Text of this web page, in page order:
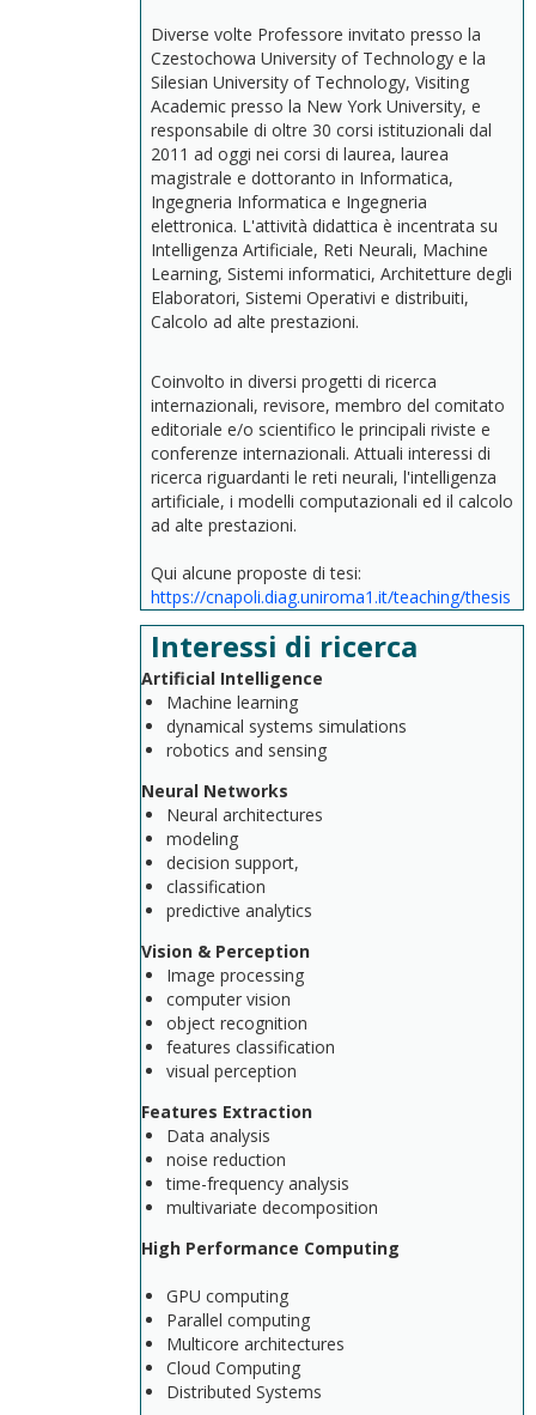
Diverse volte Professore invitato presso la
Czestochowa University of Technology e la
Silesian University of Technology, Visiting
Academic presso la New York University, e
responsabile di oltre 30 corsi istituzionali dal
2011 ad oggi nei corsi di laurea, laurea
magistrale e dottoranto in Informatica,
Ingegneria Informatica e Ingegneria
elettronica. L'attività didattica è incentrata su
Intelligenza Artificiale, Reti Neurali, Machine
Learning, Sistemi informatici, Architetture degli
Elaboratori, Sistemi Operativi e distribuiti,
Calcolo ad alte prestazioni.
Coinvolto in diversi progetti di ricerca
internazionali, revisore, membro del comitato
editoriale e/o scientifico le principali riviste e
conferenze internazionali. Attuali interessi di
ricerca riguardanti le reti neurali, l'intelligenza
artificiale, i modelli computazionali ed il calcolo
ad alte prestazioni.
Qui alcune proposte di tesi:
https://cnapoli.diag.uniroma1.it/teaching/thesis
Interessi di ricerca
Artificial Intelligence
Machine learning
dynamical systems simulations
robotics and sensing
Neural Networks
Neural architectures
modeling
decision support,
classification
predictive analytics
Vision & Perception
Image processing
computer vision
object recognition
features classification
visual perception
Features Extraction
Data analysis
noise reduction
time-frequency analysis
multivariate decomposition
High Performance Computing
GPU computing
Parallel computing
Multicore architectures
Cloud Computing
Distributed Systems